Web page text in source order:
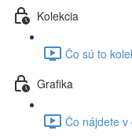
Kolekcia
Čo sú to
Grafika
Čo nájdete